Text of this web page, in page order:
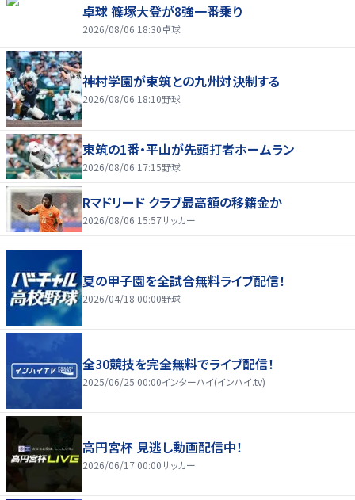
卓球 篠塚大登が8強一番乗り
2026/08/06 18:30卓球
神村学園が東筑との九州対決制する
2026/08/06 18:10野球
東筑の1番・平山が先頭打者ホームラン
2026/08/06 17:15野球
Rマドリード クラブ最高額の移籍金か
2026/08/06 15:57サッカー
夏の甲子園を全試合無料ライブ配信！
2026/04/18 00:00野球
全30競技を完全無料でライブ配信！
2025/06/25 00:00インターハイ(インハイ.tv)
高円宮杯 見逃し動画配信中！
2026/06/17 00:00サッカー